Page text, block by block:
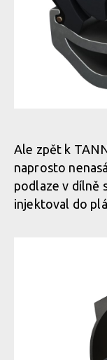
FUSIONSidewall
FUSIONSidewall
Fusion Modular
Fusion Modular
Ale zpět k
naprosto
podlaze v dílně
injektoval do